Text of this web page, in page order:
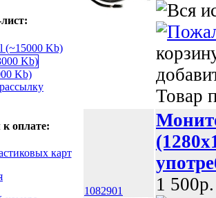
оплате:
Товар
1082901
1 500p.